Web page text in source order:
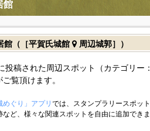
館
館（［平賀氏城館 周辺城郭］）
投稿された周辺スポット（カテゴリー
覧頂けます。
めぐり」アプリ では、スタンプラリースポッ
など、様々な関連スポットを自由に追加できま